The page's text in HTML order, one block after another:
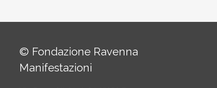
© Fondazione Ravenna
Manifestazioni